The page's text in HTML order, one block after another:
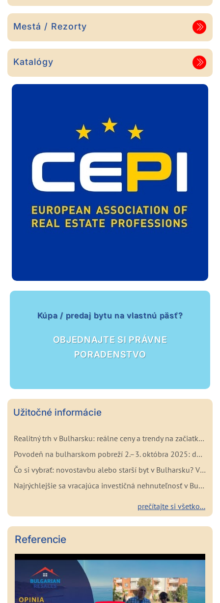
Mestá / Rezorty
Katalógy
Kúpa / predaj bytu na vlastnú päsť?
OBJEDNAJTE SI PRÁVNE
PORADENSTVO
Užitočné informácie
Realitný trh v Bulharsku: reálne ceny a trendy na začiatku roka 2026
Povodeň na bulharskom pobreží 2.–3. októbra 2025: dôležité fakty pre kupujúcich a investorov
Čo si vybrať: novostavbu alebo starší byt v Bulharsku? Výhody a nevýhody oboch možností
Najrýchlejšie sa vracajúca investičná nehnuteľnosť v Bulharsku
prečítajte si všetko...
Referencie